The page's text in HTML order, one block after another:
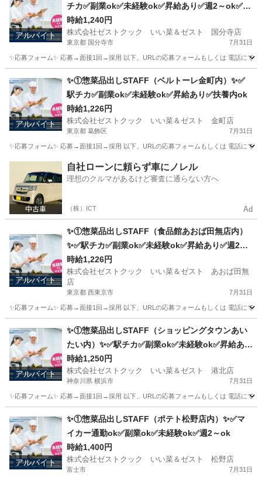
アルバイト
チカ✅副業ok✅未経験ok✅昇給あり✅週2～ok✅扶
養内ok
時給1,240円
株式会社ゼストクック いい菜＆ゼスト 国分寺店
東京都 国分寺市 7月31日
✨応募フォーム✨ 応募→面接1回→採用 以下、URLの応募フォームもしくは 電話にて
キッチン
アルバイト
✨①惣菜品出しSTAFF（ベルトーレ金町内）✨✅
駅チカ✅副業ok✅未経験ok✅昇給あり✅扶養内ok
時給1,226円
株式会社ゼストクック いい菜＆ゼスト 金町店
東京都 葛飾区 7月31日
✨応募フォーム✨ 応募→面接1回→採用 以下、URLの応募フォームもしくは 電話にて
キッチン スタッフ
自社ローンに頼らず車にノレル
理想のクルマがあるけど審査に通らない方へ
（株）ICT Ad
アルバイト
✨①惣菜品出しSTAFF（食品館あおば田無店内）
✨✅駅チカ✅副業ok✅未経験ok✅昇給あり✅週2～
ok✅扶養内ok
時給1,226円
株式会社ゼストクック いい菜＆ゼスト あおば田無
店
東京都 西東京市 7月31日
✨応募フォーム✨ 応募→面接1回→採用 以下、URLの応募フォームもしくは 電話にて
キッチン
アルバイト
✨①惣菜品出しSTAFF（ショッピングタウンあい
たい内）✨✅駅チカ✅副業ok✅未経験ok✅昇給あり
✅週1～ok✅扶養内ok
時給1,250円
株式会社ゼストクック いい菜＆ゼスト 港北店
神奈川県 横浜市 7月31日
✨応募フォーム✨ 応募→面接1回→採用 以下、URLの応募フォームもしくは 電話にて
キッチン
アルバイト
✨①惣菜品出しSTAFF（ポテト松野店内）✨✅マ
イカー通勤ok✅副業ok✅未経験ok✅週2～ok
時給1,400円
株式会社ゼストクック いい菜＆ゼスト 松野店
富士市 7月31日